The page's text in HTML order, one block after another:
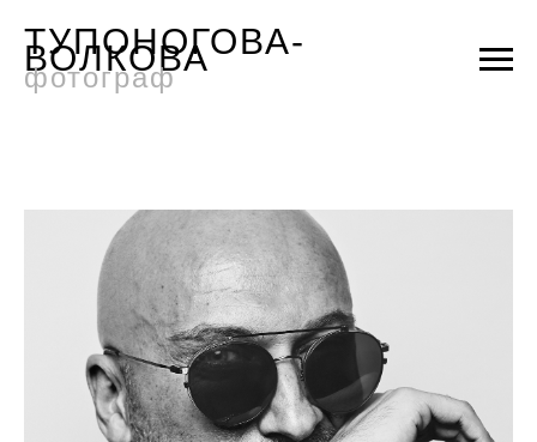
ТУПОНОГОВА-
ВОЛКОВА
фотограф